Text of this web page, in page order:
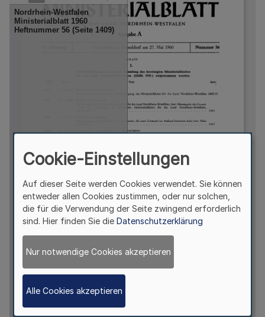
Cookie-Einstellungen
Auf dieser Seite werden Cookies verwendet. Sie können
entweder allen Cookies zustimmen, oder nur solchen,
die für die Verwendung der Seite zwingend erforderlich
sind. Hier finden Sie die Datenschutzerklärung
Nur notwendige Cookies akzeptieren
Alle Cookies akzeptieren